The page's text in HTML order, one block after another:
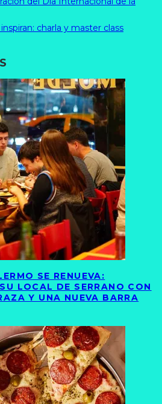
charla y master class
SE RENUEVA:
LOCAL DE SERRANO CON
Y UNA NUEVA BARRA